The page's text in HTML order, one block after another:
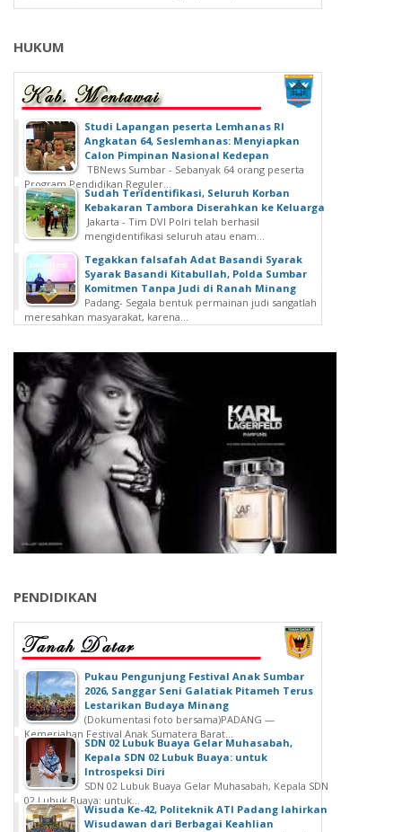
HUKUM
Studi Lapangan peserta Lemhanas RI
Angkatan 64, Seslemhanas: Menyiapkan
Calon Pimpinan Nasional Kedepan
TBNews Sumbar - Sebanyak 64 orang peserta
Program Pendidikan Reguler...
Sudah Teridentifikasi, Seluruh Korban
Kebakaran Tambora Diserahkan ke Keluarga
Jakarta - Tim DVI Polri telah berhasil
mengidentifikasi seluruh atau enam...
Tegakkan falsafah Adat Basandi Syarak
Syarak Basandi Kitabullah, Polda Sumbar
Komitmen Tanpa Judi di Ranah Minang
Padang- Segala bentuk permainan judi sangatlah
meresahkan masyarakat, karena...
PENDIDIKAN
‎Pukau Pengunjung Festival Anak Sumbar
2026, Sanggar Seni Galatiak Pitameh Terus
Lestarikan Budaya Minang
(Dokumentasi foto bersama)‎‎PADANG —
Kemeriahan Festival Anak Sumatera Barat...
SDN 02 Lubuk Buaya Gelar Muhasabah,
Kepala SDN 02 Lubuk Buaya: untuk
Introspeksi Diri
SDN 02 Lubuk Buaya Gelar Muhasabah, Kepala SDN
02 Lubuk Buaya: untuk...
Wisuda Ke-42, Politeknik ATI Padang lahirkan
Wisudawan dari Berbagai Keahlian